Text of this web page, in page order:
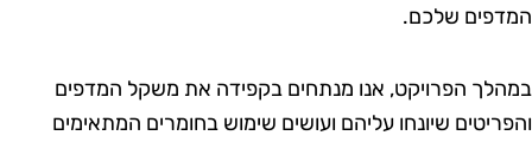
שלכם.
הפרויקט, אנו מנתחים בקפידה את משקל המדפים
שיונחו עליהם ועושים שימוש בחומרים המתאימים